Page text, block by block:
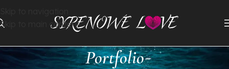
Skip to main content
Portfolio